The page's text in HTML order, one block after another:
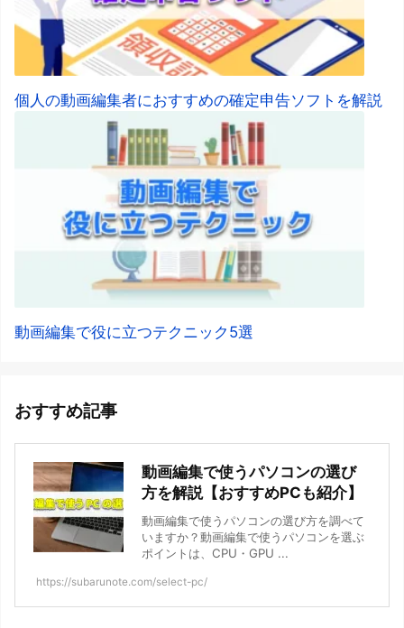
個人の動画編集者におすすめの確定申告ソフトを解説
動画編集で役に立つテクニック5選
おすすめ記事
動画編集で使うパソコンの選び
方を解説【おすすめPCも紹介】
動画編集で使うパソコンの選び方を調べて
いますか？動画編集で使うパソコンを選ぶ
ポイントは、CPU・GPU ...
https://subarunote.com/select-pc/